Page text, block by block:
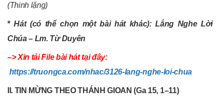
(Thinh lặng)
*Hát (có thể chọn một bài hát khác): Lắng Nghe Lời
Chúa – Lm. Từ Duyên
–> Xin tải File bài hát tại đây:
https://truongca.com/nhac/3126-lang-nghe-loi-chua
II. TIN MỪNG THEO THÁNH GIOAN (Ga 15, 1–11)